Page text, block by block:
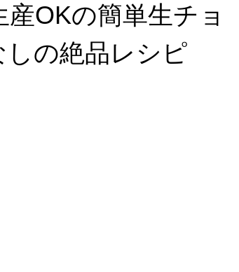
OKの簡単生チョ
しの絶品レシピ